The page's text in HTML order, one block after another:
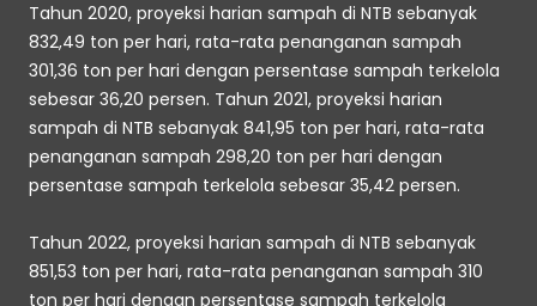
Tahun 2020, proyeksi harian sampah di NTB sebanyak
832,49 ton per hari, rata-rata penanganan sampah
301,36 ton per hari dengan persentase sampah terkelola
sebesar 36,20 persen. Tahun 2021, proyeksi harian
sampah di NTB sebanyak 841,95 ton per hari, rata-rata
penanganan sampah 298,20 ton per hari dengan
persentase sampah terkelola sebesar 35,42 persen.
Tahun 2022, proyeksi harian sampah di NTB sebanyak
851,53 ton per hari, rata-rata penanganan sampah 310
ton per hari dengan persentase sampah terkelola